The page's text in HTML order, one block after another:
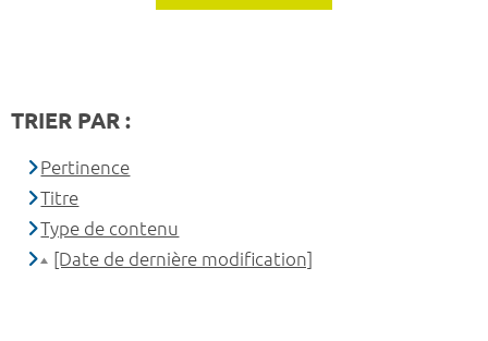
TRIER PAR :
Pertinence
Titre
Type de contenu
[Date de dernière modification]